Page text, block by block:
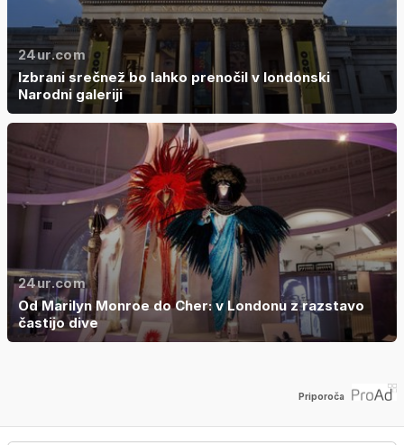
24ur.com
Izbrani srečnež bo lahko prenočil v londonski
Narodni galeriji
24ur.com
Od Marilyn Monroe do Cher: v Londonu z razstavo
častijo dive
Priporoča